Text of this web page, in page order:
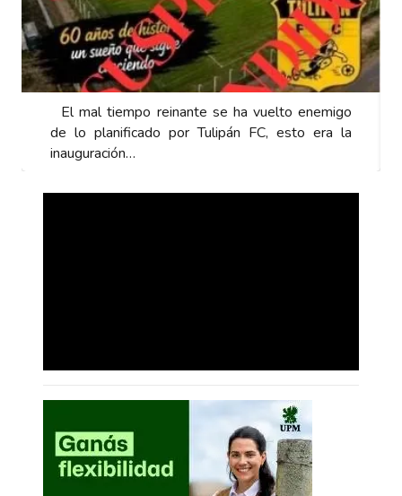
El mal tiempo reinante se ha vuelto enemigo
de lo planificado por Tulipán FC, esto era la
inauguración…